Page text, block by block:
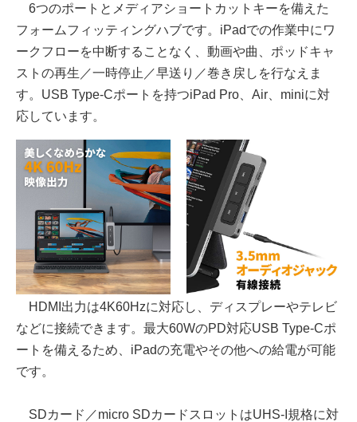
6つのポートとメディアショートカットキーを備えた
フォームフィッティングハブです。iPadでの作業中にワ
ークフローを中断することなく、動画や曲、ポッドキャ
ストの再生／一時停止／早送り／巻き戻しを行なえま
す。USB Type-Cポートを持つiPad Pro、Air、miniに対
応しています。
HDMI出力は4K60Hzに対応し、ディスプレーやテレビ
などに接続できます。最大60WのPD対応USB Type-Cポ
ートを備えるため、iPadの充電やその他への給電が可能
です。
SDカード／micro SDカードスロットはUHS-I規格に対